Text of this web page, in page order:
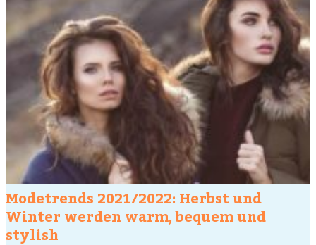
Modetrends 2021/2022: Herbst und
Winter werden warm, bequem und
stylish